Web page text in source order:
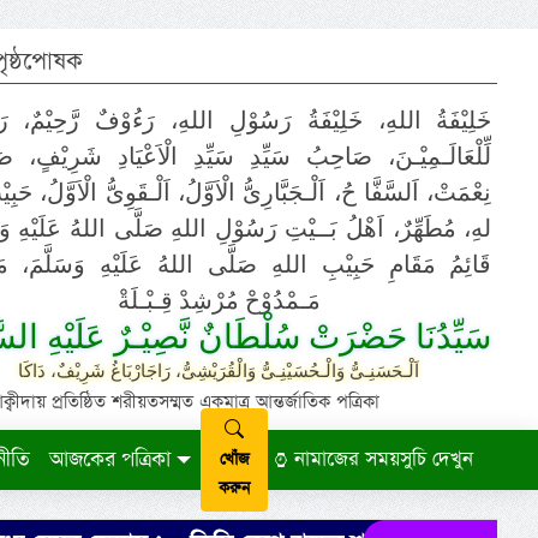
خَلِيْفَةُ اللهِ، خَلِيْفَةُ رَسُوْلِ اللهِ، رَءُوْفٌ رَّحِيْمٌ،
لِّلْعَالَـمِيْـنَ، صَاحِبُ سَيِّدِ سَيِّدِ الْاَعْيَادِ شَرِيْفٍ،
نِعْمَتْ، اَلسَّفَّا حُ، اَلْـجَبَّارِىُّ الْاَوَّلُ، اَلْـقَوِىُّ الْاَوَّلُ،
لهِ، مُطَهِّرٌ، اَهْلُ بَــيْتِ رَسُوْلِ اللهِ صَلَّى اللهُ عَلَيْهِ
قَائِمُ مَقَامِ حَبِيْبِ اللهِ صَلَّى اللهُ عَلَيْهِ وَسَلَّمَ،
مَـمْدُوْحْ مُرْشِدْ قِـبْـلَةْ
سَيِّدُنَا حَضْرَتْ سُلْطَانٌ نَّصِيْـرٌ عَلَيْهِ
اَلْـحَسَنِـىُّ وَالْـحُسَيْنِـىُّ وَالْقُرَيْشِىُّ، رَاجَارْبَاغُ شَرِيْفٌ، دَاكَا
প্রতিষ্ঠিত শরীয়তসম্মত একমাত্র আন্তর্জাতিক পত্রিকা
আজকের পত্রিকা
খোঁজ
করুন
নামাজের সময়সুচি দেখুন